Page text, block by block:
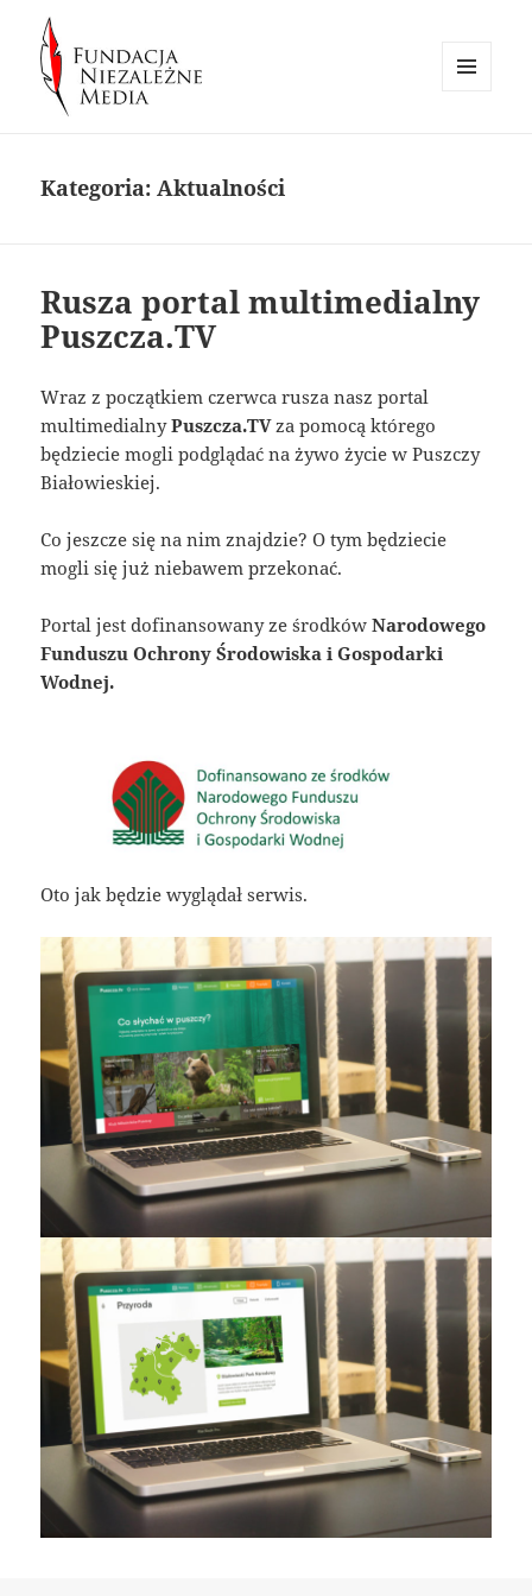
Kategoria:Aktualności
Rusza portal multimedialny
Puszcza.TV
Wraz z początkiem czerwca rusza nasz portal
multimedialnyPuszcza.TVza pomocą którego
będziecie mogli podglądać na żywo życie w Puszczy
Białowieskiej.
Co jeszcze się na nim znajdzie? O tym będziecie
mogli się już niebawem przekonać.
Portal jest dofinansowany ze środkówNarodowego
Funduszu Ochrony Środowiska i Gospodarki
Wodnej.
Oto jak będzie wyglądał serwis.